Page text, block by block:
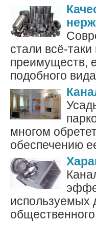
стали всё-
преимуществ,
подобного
многом
обеспечению
используемых